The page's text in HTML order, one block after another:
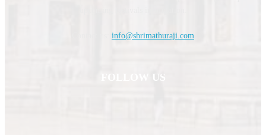
info@shrimathuraji.com
FOLLOW US